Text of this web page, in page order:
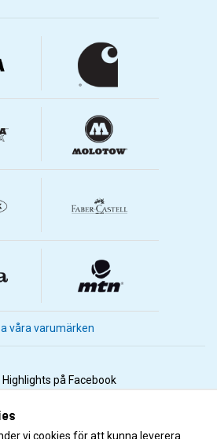
våra varumärken
Highlights på Facebook
Highlights på Instagram
vi cookies för att kunna leverera